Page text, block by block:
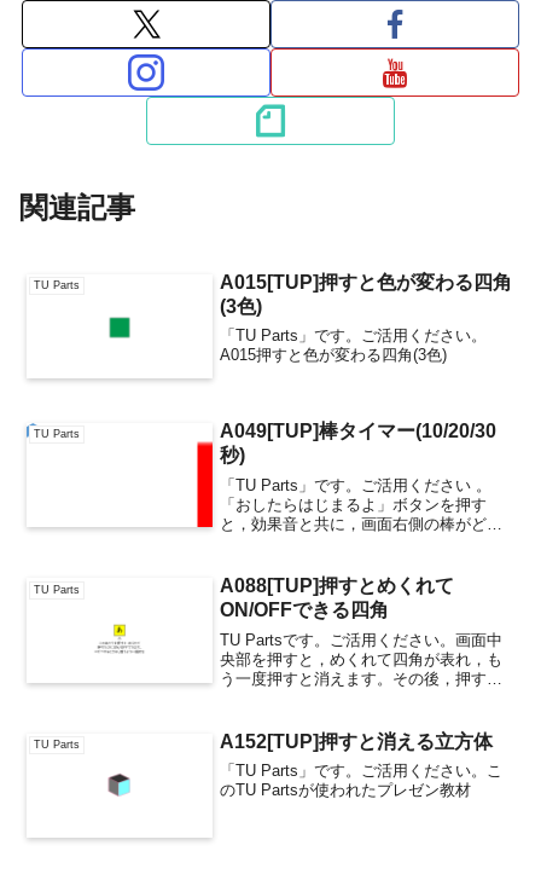
関連記事
TU Parts
A015[TUP]押すと色が変わる四角
(3色)
「TU Parts」です。ご活用ください。
A015押すと色が変わる四角(3色)
TU Parts
A049[TUP]棒タイマー(10/20/30
秒)
「TU Parts」です。ご活用ください 。
「おしたらはじまるよ」ボタンを押す
と，効果音と共に，画面右側の棒がどん
ので，教材に合わせて活用ください。終
わったら，...
TU Parts
A088[TUP]押すとめくれて
ON/OFFできる四角
TU Partsです。ご活用ください。画面中
央部を押すと，めくれて四角が表れ，も
う一度押すと消えます。その後，押す度
Parts関連するTU Parts
TU Parts A152[TUP]押すと消える立方体
「TU Parts」です。ご活用ください。こ
のTU Partsが使われたプレゼン教材